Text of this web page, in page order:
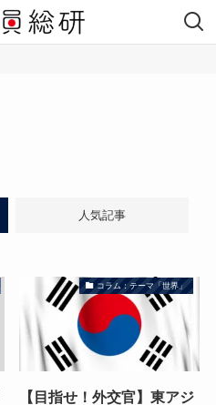
人気記事
コラム：テーマ「世界」
【目指せ！外交官】東アジ